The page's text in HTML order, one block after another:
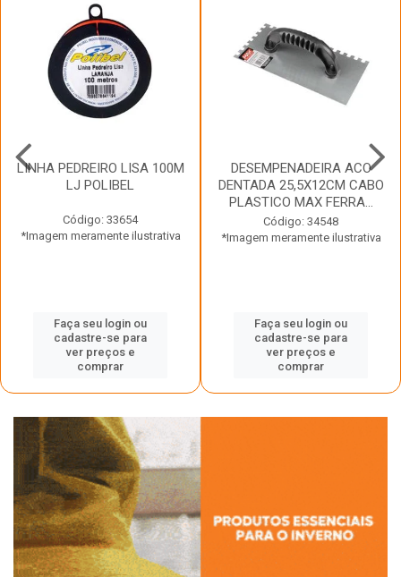
LINHA PEDREIRO LISA 100M
LJ POLIBEL
Código: 33654
*Imagem meramente ilustrativa
Faça seu login ou
cadastre-se para
ver preços e
comprar
DESEMPENADEIRA ACO
DENTADA 25,5X12CM CABO
PLASTICO MAX FERRA...
Código: 34548
*Imagem meramente ilustrativa
Faça seu login ou
cadastre-se para
ver preços e
comprar